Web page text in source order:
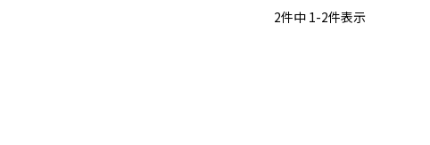
2件中 1-2件表示